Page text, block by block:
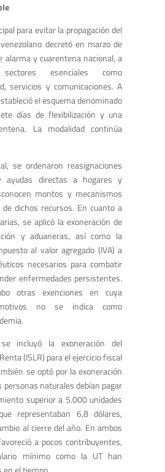
para evitar la propagación del
decretó en marzo de
alarma y cuarentena nacional, a
esenciales como
servicios y comunicaciones. A
el esquema denominado
días de flexibilización y una
La modalidad continúa
se ordenaron reasignaciones
ayudas directas a hogares y
montos y mecanismos
dichos recursos. En cuanto a
se aplicó la exoneración de
y aduaneras, así como la
al valor agregado (IVA) a
necesarios para combatir
enfermedades persistentes.
otras exenciones en cuya
no se indica como
incluyó la exoneración del
(ISLR) para el ejercicio fiscal
se optó por la exoneración
personas naturales debían pagar
superior a 5.000 unidades
representaban 6,8 dólares,
al cierre del año. En ambos
a pocos contribuyentes,
mínimo como la UT han